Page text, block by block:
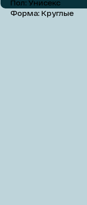
Пол: Унисекс
Форма: Круглые